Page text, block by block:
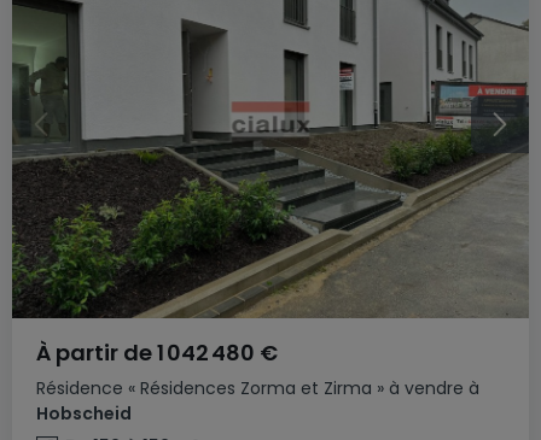
Résidence « Résidences Zorma et Zirma » à vendre à
Hobscheid
À partir de1 042 480 €